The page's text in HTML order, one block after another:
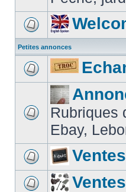
Petites annonces
Rubriques
Ebay,